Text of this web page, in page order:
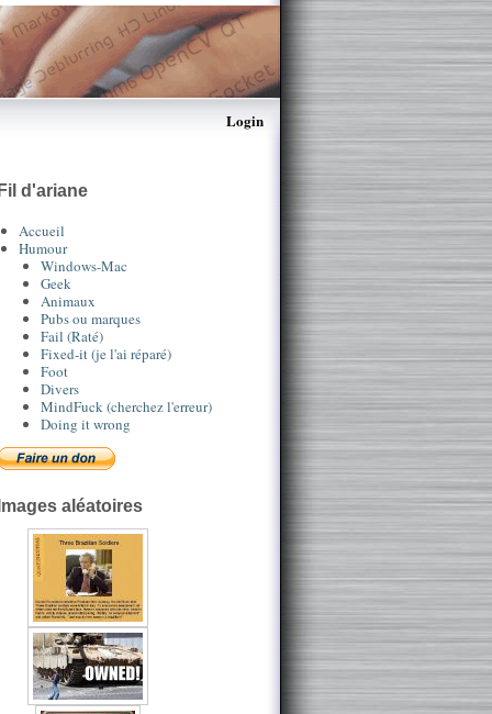
Login
d'ariane
Accueil
Humour
Windows-Mac
Geek
Animaux
Pubs ou marques
Fail (Raté)
Fixed-it (je l'ai réparé)
Foot
Divers
MindFuck (cherchez l'erreur)
Doing it wrong
aléatoires